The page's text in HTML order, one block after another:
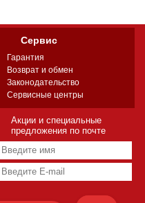
Сервис
Гарантия
Возврат и обмен
Законодательство
Сервисные центры
Акции и специальные
предложения по почте